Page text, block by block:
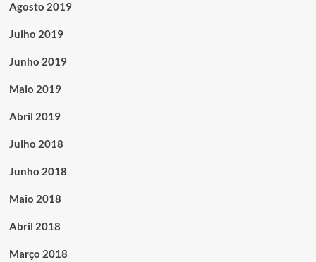
Agosto 2019
Julho 2019
Junho 2019
Maio 2019
Abril 2019
Julho 2018
Junho 2018
Maio 2018
Abril 2018
Março 2018